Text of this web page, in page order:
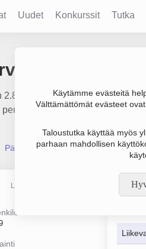
Uudet Konkurssit Tutka
Käytämme evästeitä
Välttämättömät evästeet
Taloustutka käyttää myös
parhaan mahdollisen
Oy
milj. €, tulos 64 000 € ja
1978 ja sijainti
Päättäjätiedot
Lähde: YTJ, PRH, Traficom